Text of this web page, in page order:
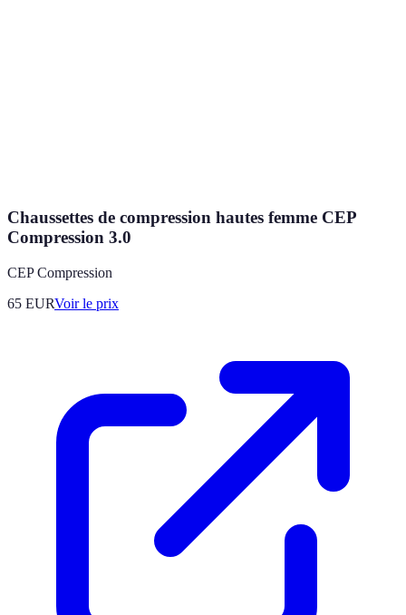
Chaussettes de compression hautes femme CEP
Compression 3.0
CEP Compression
65 EURVoir le prix